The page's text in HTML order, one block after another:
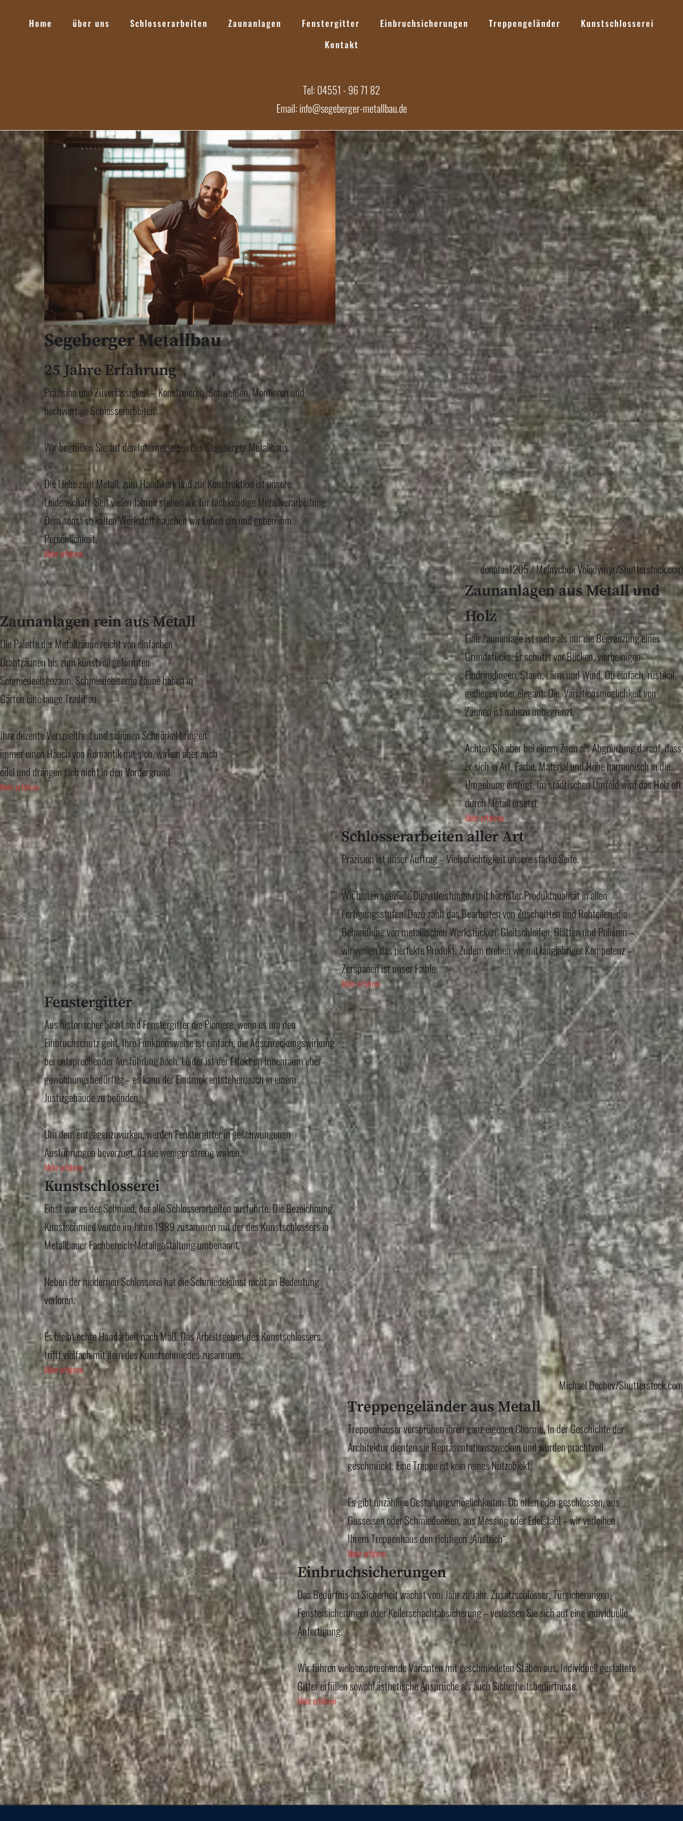
Home über uns Schlosserarbeiten Zaunanlagen Fenstergitter Einbruchsicherungen Treppengeländer
Kunstschlosserei
Kontakt
Tel: 04551 - 96 71 82
Email: info@segeberger-metallbau.de
Segeberger Metallbau
25 Jahre Erfahrung
Präzision und Zuverlässigkeit – Konstruieren, Schweißen, Montieren und
hochwertige Schlosserarbeiten:
Wir begrüßen Sie auf den Internetseiten des Segeberger Metallbaus.
Die Liebe zum Metall, zum Handwerk und zur Konstruktion ist unsere
Leidenschaft. Seit vielen Jahren stehen wir für fachkundige Metallverarbeitung.
Dem sonst so kalten Werkstoff hauchen wir Leben ein und geben ihm
Persönlichkeit.
Mehr erfahren
donatas1205 / Melnychuk Volodymyr/Shutterstock.com
Zaunanlagen rein aus Metall
Die Palette der Metallzäune reicht von einfachen
Drahtzäunen bis zum kunstvoll geformten
Schmiedeeisenzaun. Schmiedeeiserne Zäune haben in
Gärten eine lange Tradition.
Ihre dezente Verspieltheit und schönen Schnörkel bringen
immer einen Hauch von Romantik mit sich, wirken aber auch
edel und drängen sich nicht in den Vordergrund.
Mehr erfahren
Zaunanlagen aus Metall und
Holz
Eine Zaunanlage ist mehr als nur die Begrenzung eines
Grundstücks. Er schützt vor Blicken, vierbeinigen
Eindringlingen, Staub, Lärm und Wind. Ob einfach, rustikal,
gediegen oder elegant: Die Variationsmöglichkeit von
Zäunen ist nahezu unbegrenzt.
Achten Sie aber bei einem Zaun als Abgrenzung darauf, dass
er sich in Art, Farbe, Material und Höhe harmonisch in die
Umgebung einfügt. Im städtischen Umfeld wird das Holz oft
durch Metall ersetzt.
Mehr erfahren
Schlosserarbeiten aller Art
Präzision ist unser Auftrag – Vielschichtigkeit unsere starke Seite.
Wir bieten spezielle Dienstleistungen mit höchster Produktqualität in allen
Fertigungsstufen. Dazu zählt das Bearbeiten von Zuschnitten und Rohteilen, die
Behandlung von metallischen Werkstücken: Gleitschleifen, Glätten und Polieren –
wir wollen das perfekte Produkt. Zudem drehen wir mit langjähriger Kompetenz –
Zerspanen ist unser Faible.
Mehr erfahren
Fenstergitter
Aus historischer Sicht sind Fenstergitter die Pioniere, wenn es um den
Einbruchschutz geht. Ihre Funktionsweise ist einfach, die Abschreckungswirkung
bei entsprechender Ausführung hoch. Leider ist der Effekt im Innenraum eher
gewöhnungsbedürftig – es kann der Eindruck entstehen, sich in einem
Justizgebäude zu befinden.
Um dem entgegenzuwirken, werden Fenstergitter in geschwungenen
Ausführungen bevorzugt, da sie weniger streng wirken.
Mehr erfahren
Kunstschlosserei
Einst war es der Schmied, der alle Schlosserarbeiten ausführte. Die Bezeichnung
Kunstschmied wurde im Jahre 1989 zusammen mit der des Kunstschlossers in
Metallbauer Fachbereich Metallgestaltung umbenannt.
Neben der modernen Schlosserei hat die Schmiedekunst nicht an Bedeutung
verloren.
Es bleibt echte Handarbeit nach Maß. Das Arbeitsgebiet des Kunstschlossers
trifft vielfach mit dem des Kunstschmiedes zusammen.
Mehr erfahren
Michael Dechev/Shutterstock.com
Treppengeländer aus Metall
Treppenhäuser versprühen ihren ganz eigenen Charme. In der Geschichte der
Architektur dienten sie Repräsentationszwecken und wurden prachtvoll
geschmückt. Eine Treppe ist kein reines Nutzobjekt.
Es gibt unzählige Gestaltungsmöglichkeiten: Ob offen oder geschlossen, aus
Gusseisen oder Schmiedeeisen, aus Messing oder Edelstahl – wir verleihen
Ihrem Treppenhaus den richtigen „Anstrich“.
Mehr erfahren
Einbruchsicherungen
Das Bedürfnis an Sicherheit wächst vom Jahr zu Jahr. Zusatzschlösser, Türsicherungen,
Fenstersicherungen oder Kellerschachtabsicherung – verlassen Sie sich auf eine individuelle
Anfertigung.
Wir führen viele ansprechende Varianten mit geschmiedeten Stäben aus. Individuell gestaltete
Gitter erfüllen sowohl ästhetische Ansprüche als auch Sicherheitsbedürfnisse.
Mehr erfahren